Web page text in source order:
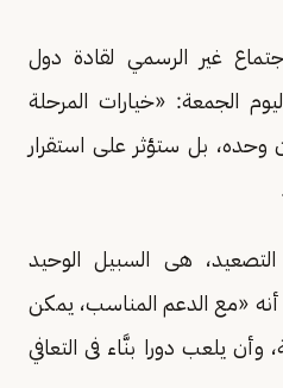
غير الرسمي لقادة دول
الجمعة: «خيارات المرحلة
وحده، بل ستؤثر على استقرار
هى السبيل الوحيد
أنه «مع الدعم المناسب، يمكن
وأن يلعب دورا بنَّاء فى التعافي